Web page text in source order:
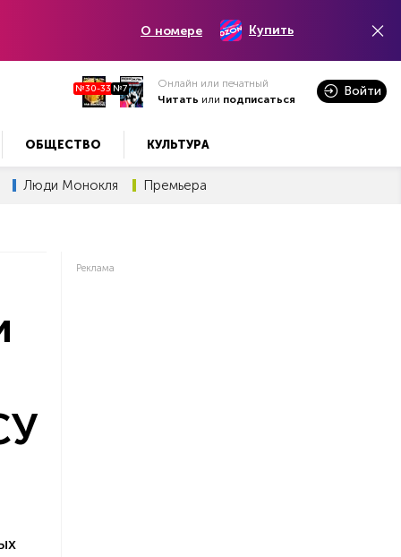
О номере Купить
№30-33 №7
Онлайн или печатный
Читать или подписаться
Войти
ОБЩЕСТВО КУЛЬТУРА
Люди Монокля Премьера
Реклама